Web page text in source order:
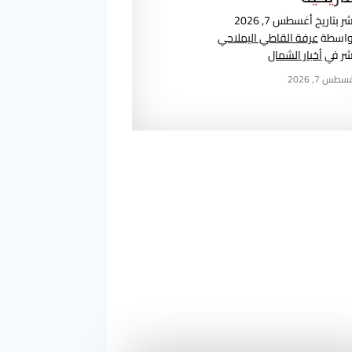
بتاريخأغسطس 7, 2026
عرفة القاطي اليملاحي
فيأخبار الشمال
7, 2026